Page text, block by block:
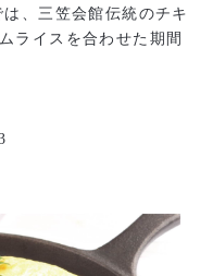
、三笠会館伝統のチキ
ライスを合わせた期間